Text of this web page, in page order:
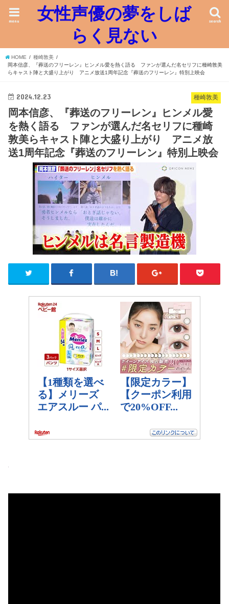
女性声優の夢をしば
らく見ない
search
menu
HOME
種崎敦美
岡本信彦、『葬送のフリーレン』ヒンメル愛を熱く語る ファンが選んだ名セリフに種崎敦美
らキャスト陣と大盛り上がり アニメ放送1周年記念『葬送のフリーレン』特別上映会
種崎敦美
2024.12.23
岡本信彦、『葬送のフリーレン』ヒンメル愛
を熱く語る ファンが選んだ名セリフに種崎
敦美らキャスト陣と大盛り上がり アニメ放
送1周年記念『葬送のフリーレン』特別上映会